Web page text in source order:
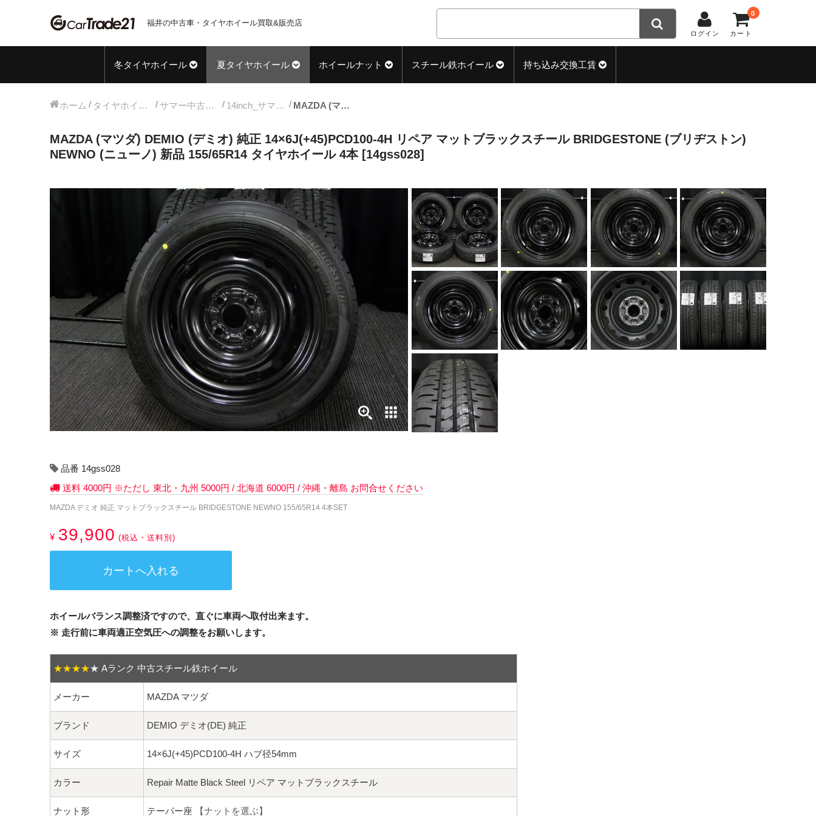
福井の中古車・タイヤホイール買取&販売店
ログイン カート
0
冬タイヤホイール 夏タイヤホイール ホイールナット スチール鉄ホイール 持ち込み交換工賃
ホーム タイヤホイールセット サマー中古タイヤホイール 14inch_サマー中古タイヤホイール MAZDA (マツダ) DEMIO (デミオ) 純正 14×6J(+45)PCD100-4H リペア マットブラックスチール BRIDGESTONE (ブリヂストン) NEWNO (ニューノ) 新品 155/65R14 タイヤホイール 4本 [14gss028]
MAZDA (マツダ) DEMIO (デミオ) 純正 14×6J(+45)PCD100-4H リペア マットブラックスチール BRIDGESTONE (ブリヂストン)
NEWNO (ニューノ) 新品 155/65R14 タイヤホイール 4本 [14gss028]
品番 14gss028
送料 4000円 ※ただし 東北・九州 5000円 / 北海道 6000円 / 沖縄・離島 お問合せください
MAZDA デミオ 純正 マットブラックスチール BRIDGESTONE NEWNO 155/65R14 4本SET
¥ 39,900 (税込・送料別)
ホイールバランス調整済ですので、直ぐに車両へ取付出来ます。
※ 走行前に車両適正空気圧への調整をお願いします。
★★★★★ Aランク 中古スチール鉄ホイール
メーカー MAZDA マツダ
ブランド DEMIO デミオ(DE) 純正
サイズ 14×6J(+45)PCD100-4H ハブ径54mm
カラー Repair Matte Black Steel リペア マットブラックスチール
ナット形 テーパー座 【ナットを選ぶ】